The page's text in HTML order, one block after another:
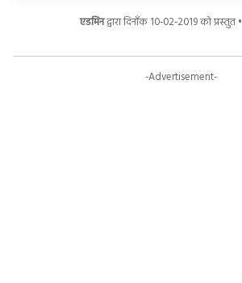
एडमिनद्वारा दिनाँक 10-02-2019 को प्रस्तुत •
-Advertisement-